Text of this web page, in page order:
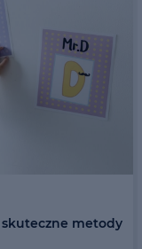
metody